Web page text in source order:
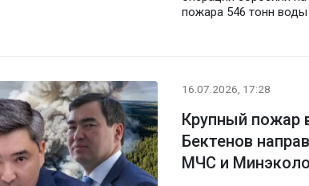
пожара 546 тонн воды
16.07.2026, 17:28
Крупный пожар
Бектенов
МЧС и